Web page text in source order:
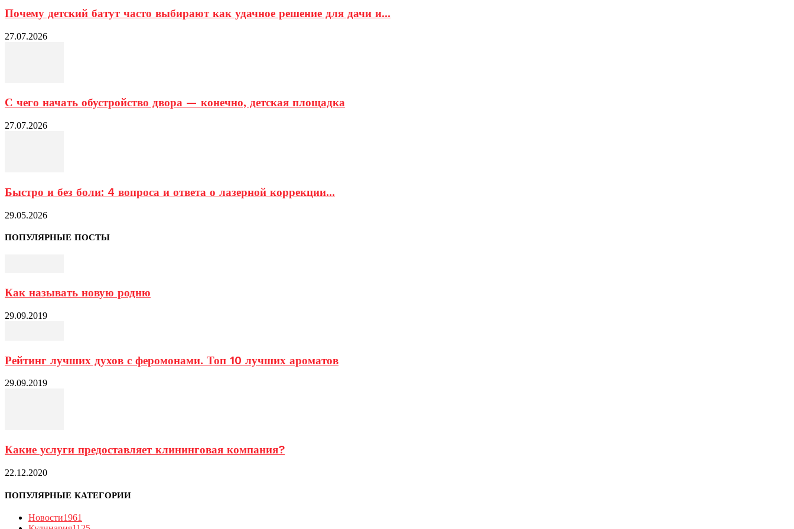
Почему детский батут часто выбирают как удачное решение для дачи и...
27.07.2026
С чего начать обустройство двора — конечно, детская площадка
27.07.2026
Быстро и без боли: 4 вопроса и ответа о лазерной коррекции...
29.05.2026
ПОПУЛЯРНЫЕ ПОСТЫ
Как называть новую родню
29.09.2019
Рейтинг лучших духов с феромонами. Топ 10 лучших ароматов
29.09.2019
Какие услуги предоставляет клининговая компания?
22.12.2020
ПОПУЛЯРНЫЕ КАТЕГОРИИ
Новости1961